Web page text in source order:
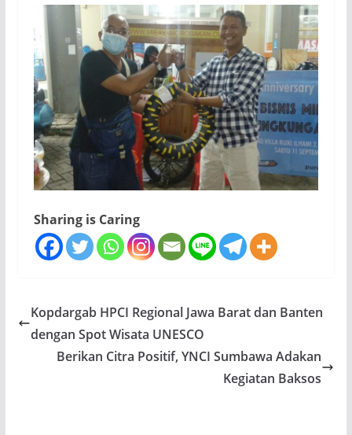
Sharing is Caring
Kopdargab HPCI Regional Jawa Barat dan Banten
dengan Spot Wisata UNESCO
Berikan Citra Positif, YNCI Sumbawa Adakan
Kegiatan Baksos